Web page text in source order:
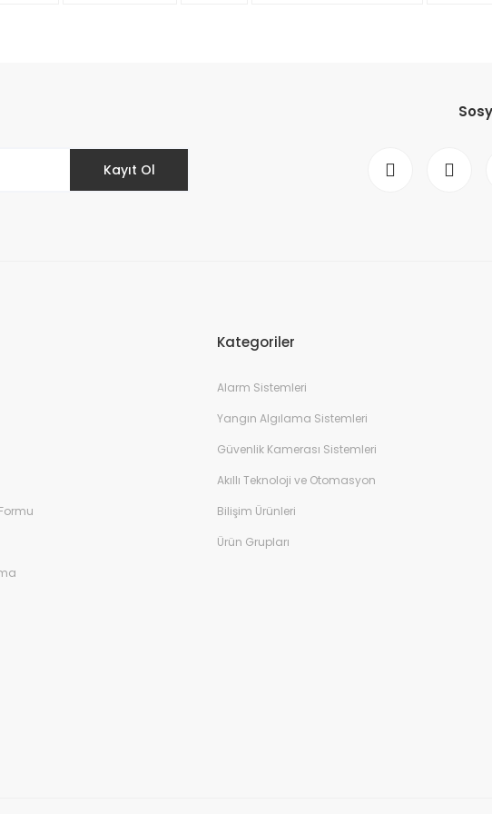
Kayıt Ol
Kategoriler
Alarm Sistemleri
Yangın Algılama Sistemleri
Güvenlik Kamerası Sistemleri
Akıllı Teknoloji ve Otomasyon
Bilişim Ürünleri
Ürün Grupları